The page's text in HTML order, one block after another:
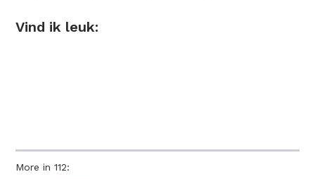
More in 112:
Vind ik leuk: